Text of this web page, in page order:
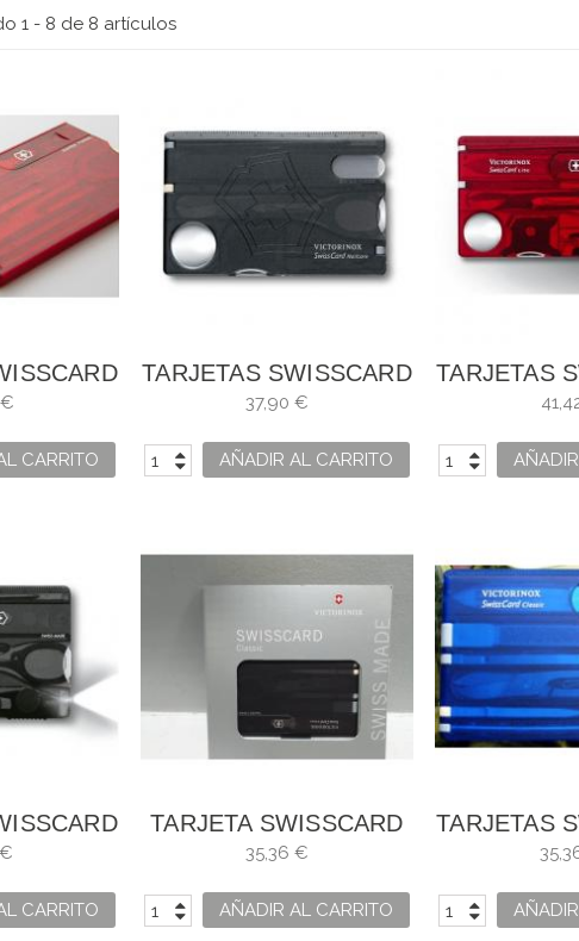
1 - 8 de 8 artículos
CARRITO
TARJETAS SWISSCARD
NAILCARE 0.7240T.3
37,90 €
AÑADIR AL CARRITO
TARJETAS
LITE
CARRITO
TARJETA SWISSCARD
CLASSIC NEGRA
35,36 €
AÑADIR AL CARRITO
TARJETAS